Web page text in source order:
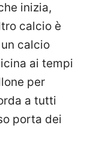
inizia,
calcio è
calcio
ai tempi
per
a tutti
porta dei